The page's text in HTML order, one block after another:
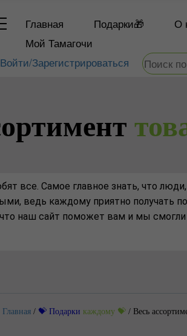
Главная Подарки🎁 О
Мой Тамагочи
Войти/Зарегистрироваться
все. Самое главное знать, что
ведь каждому приятно получать
наш сайт поможет вам и мы
Главная / 💝 Подарки каждому 💝 / Весь